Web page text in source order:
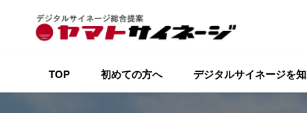
TOP 初めての方へ デジタルサイネージを